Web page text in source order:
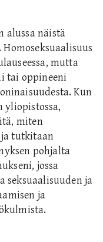
alussa näistä
mutta
tai oppineeni
Kun
miten
tutkitaan
pohjalta
jossa
seksuaalisuuden ja
ja